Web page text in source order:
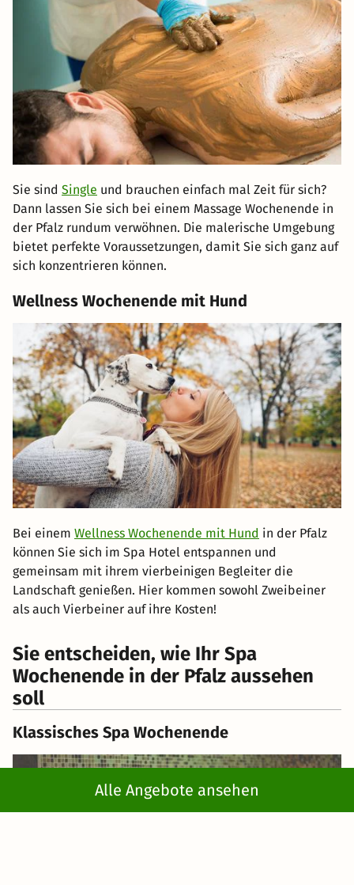
Alle Angebote ansehen
Sie sind Single und brauchen einfach mal Zeit für sich?
Dann lassen Sie sich bei einem Massage Wochenende in
der Pfalz rundum verwöhnen. Die malerische Umgebung
bietet perfekte Voraussetzungen, damit Sie sich ganz auf
sich konzentrieren können.
Wellness Wochenende mit Hund
Bei einem Wellness Wochenende mit Hund in der Pfalz
können Sie sich im Spa Hotel entspannen und
gemeinsam mit ihrem vierbeinigen Begleiter die
Landschaft genießen. Hier kommen sowohl Zweibeiner
als auch Vierbeiner auf ihre Kosten!
Sie entscheiden, wie Ihr Spa
Wochenende in der Pfalz aussehen
soll
Klassisches Spa Wochenende